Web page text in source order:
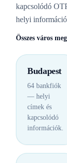
kapcsolódó
helyi
Összes város
Budapest
64 bankfiók
— helyi
címek és
kapcsolódó
információk.